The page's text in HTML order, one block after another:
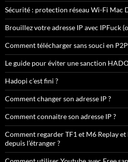
Sécurité : protection réseau Wi-Fi Mac
Brouillez votre adresse IP avec IPFuck
Comment télécharger sans souci en
Le guide pour éviter une sanction
Hadopi c’est fini ?
Comment changer son adresse IP ?
Comment connaitre son adresse IP ?
Comment regarder TF1 et M6 Replay
depuis l’étranger ?